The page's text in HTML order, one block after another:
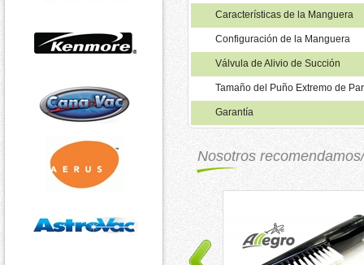
Características de la Manguera
Configuración de la Manguera
Válvula de Alivio de Succión
Tamaño del Puño Extremo de
Garantía
Nosotros